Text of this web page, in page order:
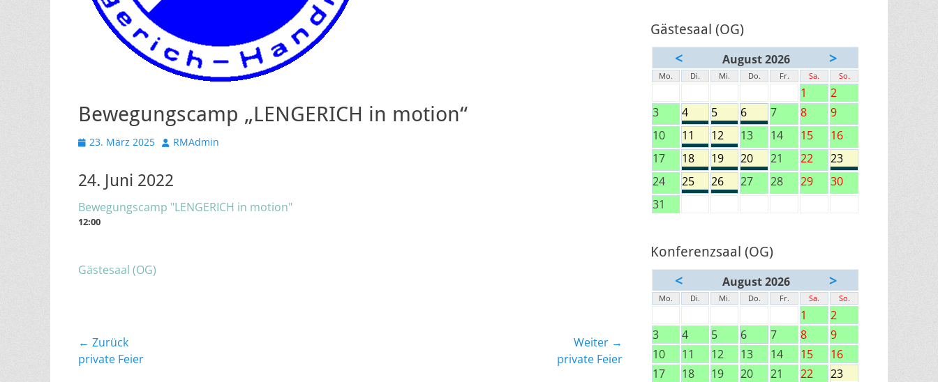
Bewegungscamp „LENGERICH in motion“
Veröffentlicht
23. März 2025 AutorRMAdmin
24. Juni 2022
Bewegungscamp "LENGERICH in motion"
12:00
Gästesaal (OG)
Beitragsnavigation
← Zurück
Vorheriger
private Feier
Weiter →
private Feier
Gästesaal (OG)
< August 2026 >
Mo. Di. Mi. Do. Fr. Sa. So.
1
2
3
4 5 6 7 8
9
10
11 12 13 14 15
16
17
18 19 20 21 22
23
24
25 26 27 28 29
30
31
Konferenzsaal (OG)
< August 2026 >
Mo. Di. Mi. Do. Fr. Sa. So.
1
2
3
4 5 6 7 8
9
10
11 12 13 14 15
16
17
18 19 20 21 22
23